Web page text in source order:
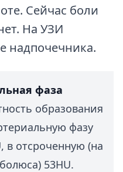
Сейчас боли
На УЗИ
надпочечника.
фаза
образования
фазу
в отсроченную (на
53HU.